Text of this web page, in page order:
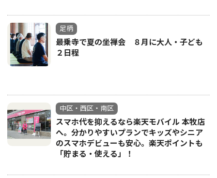
足柄
最乗寺で夏の坐禅会 ８月に大人・子ども
２日程
中区・西区・南区
スマホ代を抑えるなら楽天モバイル 本牧店
へ。分かりやすいプランでキッズやシニア
のスマホデビューも安心。楽天ポイントも
「貯まる・使える」！